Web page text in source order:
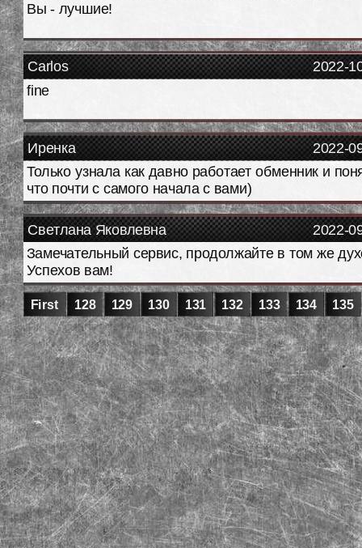
Вы - лучшие!
2022-
Carlos
fine
2022-
Иренка
Только узнала как давно работает обменник и
что почти с самого начала с вами)
2022-
Светлана Яковлевна
Замечательный сервис, продолжайте в том же
Успехов вам!
First 128 129 130 131 132 133 134 135